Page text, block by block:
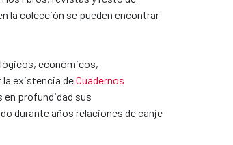
la colección se pueden encontrar
económicos,
existencia deCuadernos
profundidad sus
durante años relaciones de canje